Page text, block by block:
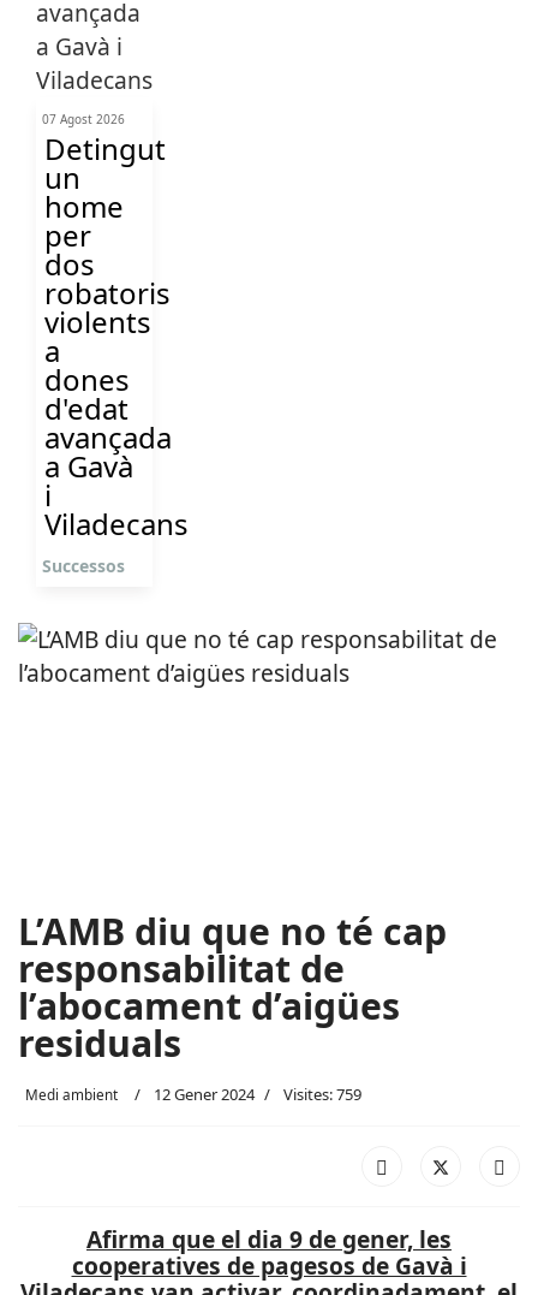
07 Agost 2026
Detingut
un
home
per
dos
robatoris
violents
a
dones
d'edat
avançada
a Gavà
i
Viladecans
Successos
L’AMB diu que no té cap
responsabilitat de
l’abocament d’aigües
residuals
Medi ambient 12 Gener 2024 Visites: 759
Afirma que el dia 9 de gener, les
cooperatives de pagesos de Gavà i